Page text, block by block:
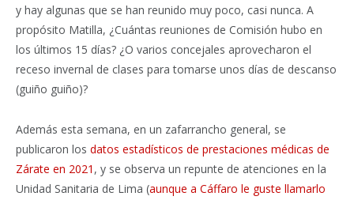
y hay algunas que se han reunido muy poco, casi nunca. A
propósito Matilla, ¿Cuántas reuniones de Comisión hubo en
los últimos 15 días? ¿O varios concejales aprovecharon el
receso invernal de clases para tomarse unos días de descanso
(guiño guiño)?
Además esta semana, en un zafarrancho general, se
publicaron los datos estadísticos de prestaciones médicas de
Zárate en 2021 , y se observa un repunte de atenciones en la
Unidad Sanitaria de Lima (aunque a Cáffaro le guste llamarlo